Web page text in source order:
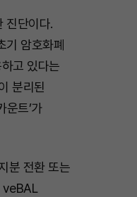
진단이다.
기 암호화폐
고 있다는
분리된
운트’가
분 전환 또는
veBAL